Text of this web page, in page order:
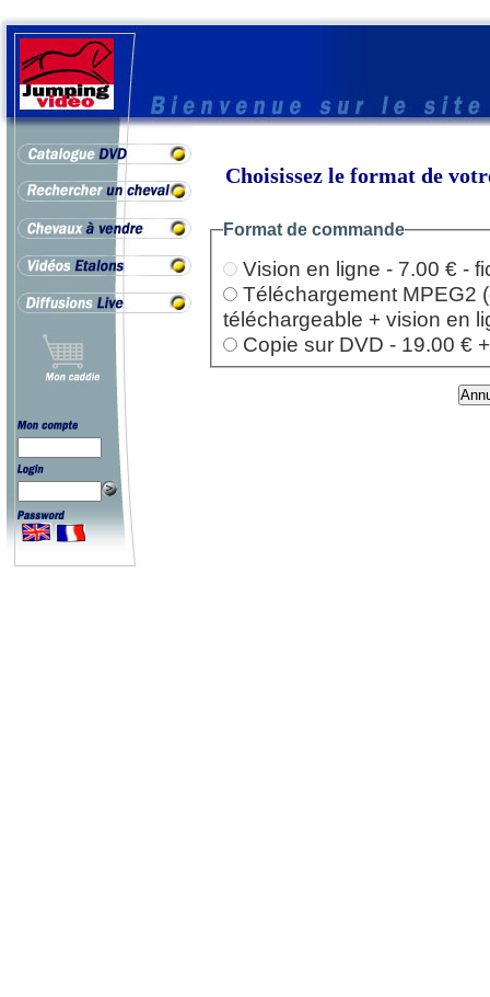
Choisissez le format de
Format de commande
Vision en ligne - 7.00 € -
Téléchargement MPEG2
téléchargeable + vision en
Copie sur DVD - 19.00 €